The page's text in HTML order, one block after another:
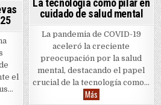
el
nuevas soundbars en CES 2025
cuidado de salud mental
La pandemia de COVID-19
aceleró la creciente
preocupación por la salud
mental, destacando el papel
crucial de la tecnología como…
MásLa tecnología como